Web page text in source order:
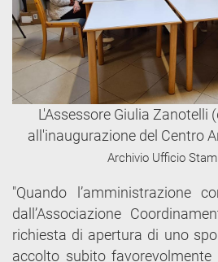
L'Assessore Giulia Zanotelli
all'inaugurazione del Centro
Archivio Ufficio
"Quando l’amministrazione
dall’Associazione
richiesta di apertura di uno
accolto subito